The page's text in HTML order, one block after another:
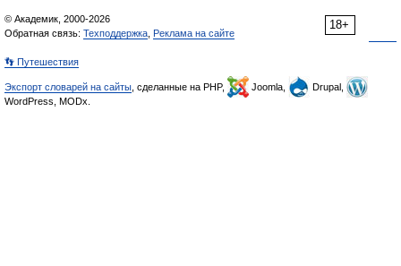
18+
© Академик, 2000-2026
Обратная связь: Техподдержка Реклама на сайте
👣 Путешествия
Экспорт словарей на сайты , сделанные на PHP, Joomla,
Drupal,
WordPress, MODx.